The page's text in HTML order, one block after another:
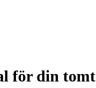
för din tomt